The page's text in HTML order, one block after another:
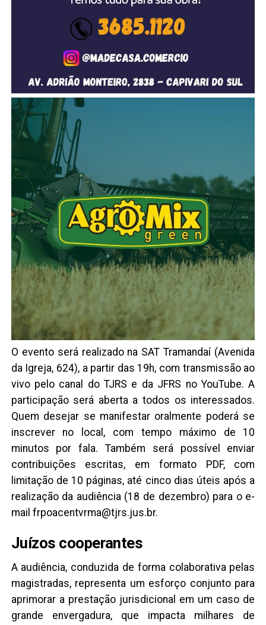
O evento será realizado na SAT Tramandaí (Avenida
da Igreja, 624), a partir das 19h, com transmissão ao
vivo pelo canal do TJRS e da JFRS no YouTube. A
participação será aberta a todos os interessados.
Quem desejar se manifestar oralmente poderá se
inscrever no local, com tempo máximo de 10
minutos por fala. Também será possível enviar
contribuições escritas, em formato PDF, com
limitação de 10 páginas, até cinco dias úteis após a
realização da audiência (18 de dezembro) para o e-
mail frpoacentvrma@tjrs.jus.br.
Juízos cooperantes
A audiência, conduzida de forma colaborativa pelas
magistradas, representa um esforço conjunto para
aprimorar a prestação jurisdicional em um caso de
grande envergadura, que impacta milhares de